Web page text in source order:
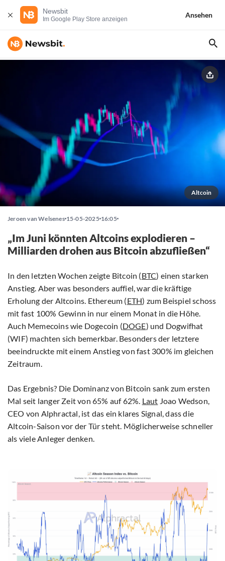
Newsbit
Im Google Play Store anzeigen
Ansehen
Altcoin
Jeroen van Welsenes 15-05-2025 16:05
„Im Juni könnten Altcoins explodieren –
Milliarden drohen aus Bitcoin abzufließen“
In den letzten Wochen zeigte Bitcoin (BTC) einen starken
Anstieg. Aber was besonders auffiel, war die kräftige
Erholung der Altcoins. Ethereum (ETH) zum Beispiel schoss
mit fast 100% Gewinn in nur einem Monat in die Höhe.
Auch Memecoins wie Dogecoin (DOGE) und Dogwifhat
(WIF) machten sich bemerkbar. Besonders der letztere
beeindruckte mit einem Anstieg von fast 300% im gleichen
Zeitraum.
Das Ergebnis? Die Dominanz von Bitcoin sank zum ersten
Mal seit langer Zeit von 65% auf 62%. Laut Joao Wedson,
CEO von Alphractal, ist das ein klares Signal, dass die
Altcoin-Saison vor der Tür steht. Möglicherweise schneller
als viele Anleger denken.